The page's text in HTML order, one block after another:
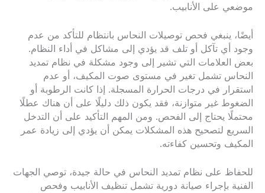
موضعي على الأنابيب.
أيضًا، ينبغي فحص توصيلات النحاس بانتظام للتأكد من عدم
وجود أي تآكل أو تلف قد يؤدي إلى مشاكل في أداء النظام.
بعض العلامات التي تشير إلى وجود مشكلة في نظام تمديد
النحاس تشمل تغير في مستوى صوت المكيف، أو عدم
استقرار في درجات الحرارة المسجلة. إذا كانت الرطوبة أو
الضغوط غير متوازنة، فقد يكون ذلك دليلًا على أن هناك عطلًا
محتملًا يحتاج إلى الفحص. ومن المهم التأكيد على أن التدخل
السريع لتصحيح هذه المشكلات يمكن أن يؤدي إلى زيادة عمر
المكيف وتحسين كفاءته.
للحفاظ على نظام تمديد النحاس في حالة جيدة، توصي الجهات
الفنية بإجراء صيانة دورية تشمل تنظيف الأنابيب وفحص